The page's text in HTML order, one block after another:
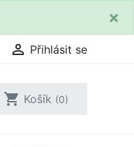
×
 Přihlásit se
shopping_cart Košík (0)